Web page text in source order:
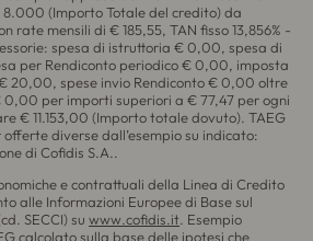
(Importo Totale del credito) da
rate mensili di € 185,55, TAN fisso 13,856% -
spesa di istruttoria € 0,00, spesa di
per Rendiconto periodico € 0,00, imposta
20,00, spese invio Rendiconto € 0,00 oltre
per importi superiori a € 77,47 per ogni
€ 11.153,00 (Importo totale dovuto). TAEG
diverse dall’esempio su indicato:
di Cofidis S.A..
e contrattuali della Linea di Credito
alle Informazioni Europee di Base sul
SECCI) su www.cofidis.it . Esempio
calcolato sulla base delle ipotesi che